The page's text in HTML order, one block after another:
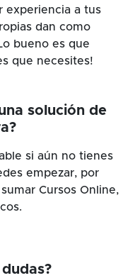
experiencia a tus
dan como
bueno es que
que necesites!
solución de
si aún no tienes
empezar, por
Cursos Online,